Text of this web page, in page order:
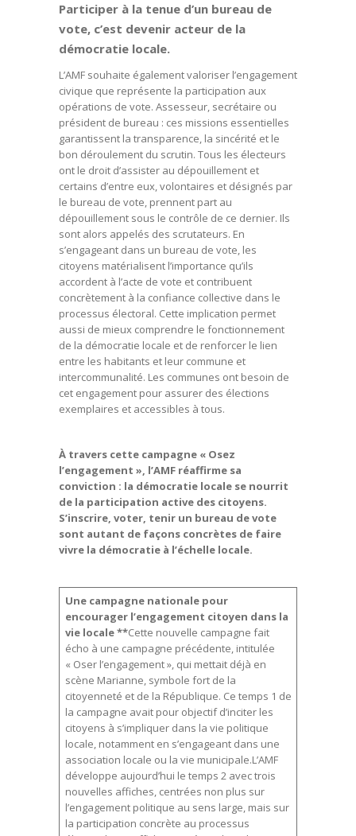
Participer à la tenue d’un bureau de
vote, c’est devenir acteur de la
démocratie locale.
L’AMF souhaite également valoriser l’engagement
civique que représente la participation aux
opérations de vote. Assesseur, secrétaire ou
président de bureau : ces missions essentielles
garantissent la transparence, la sincérité et le
bon déroulement du scrutin. Tous les électeurs
ont le droit d’assister au dépouillement et
certains d’entre eux, volontaires et désignés par
le bureau de vote, prennent part au
dépouillement sous le contrôle de ce dernier. Ils
sont alors appelés des scrutateurs. En
s’engageant dans un bureau de vote, les
citoyens matérialisent l’importance qu’ils
accordent à l’acte de vote et contribuent
concrètement à la confiance collective dans le
processus électoral. Cette implication permet
aussi de mieux comprendre le fonctionnement
de la démocratie locale et de renforcer le lien
entre les habitants et leur commune et
intercommunalité. Les communes ont besoin de
cet engagement pour assurer des élections
exemplaires et accessibles à tous.
À travers cette campagne « Osez
l’engagement », l’AMF réaffirme sa
conviction : la démocratie locale se nourrit
de la participation active des citoyens.
S’inscrire, voter, tenir un bureau de vote
sont autant de façons concrètes de faire
vivre la démocratie à l’échelle locale.
Une campagne nationale pour
encourager l’engagement citoyen dans la
vie locale **Cette nouvelle campagne fait
écho à une campagne précédente, intitulée
« Oser l’engagement », qui mettait déjà en
scène Marianne, symbole fort de la
citoyenneté et de la République. Ce temps 1 de
la campagne avait pour objectif d’inciter les
citoyens à s’impliquer dans la vie politique
locale, notamment en s’engageant dans une
association locale ou la vie municipale.L’AMF
développe aujourd’hui le temps 2 avec trois
nouvelles affiches, centrées non plus sur
l’engagement politique au sens large, mais sur
la participation concrète au processus